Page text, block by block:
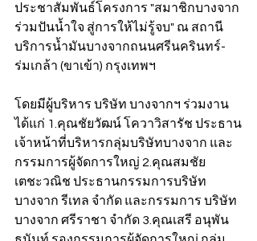
ประชาสัมพันธ์โครงการ "สมาชิกบางจาก
ร่วมปันน้ำใจ สู่การให้ไม่รู้จบ" ณ สถานี
บริการน้ำมันบางจากถนนศรีนครินทร์-
ร่มเกล้า (ขาเข้า) กรุงเทพฯ
โดยมีผู้บริหาร บริษัท บางจากฯ ร่วมงาน
ได้แก่ 1.คุณชัยวัฒน์ โควาวิสารัช ประธาน
เจ้าหน้าที่บริหารกลุ่มบริษัทบางจาก และ
กรรมการผู้จัดการใหญ่ 2.คุณสมชัย
เตชะวณิช ประธานกรรมการบริษัท
บางจาก รีเทล จำกัด และกรรมการ บริษัท
บางจาก ศรีราชา จำกัด 3.คุณเสรี อนุพัน